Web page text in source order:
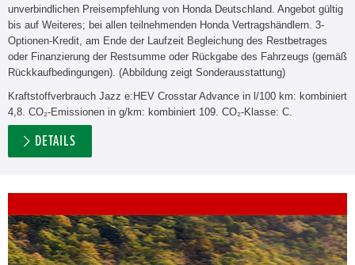
unverbindlichen Preisempfehlung von Honda Deutschland. Angebot gültig
bis auf Weiteres; bei allen teilnehmenden Honda Vertragshändlern. 3-
Optionen-Kredit, am Ende der Laufzeit Begleichung des Restbetrages
oder Finanzierung der Restsumme oder Rückgabe des Fahrzeugs (gemäß
Rückkaufbedingungen). (Abbildung zeigt Sonderausstattung)
Kraftstoffverbrauch Jazz e:HEV Crosstar Advance in l/100 km: kombiniert
4,8. CO₂-Emissionen in g/km: kombiniert 109. CO₂-Klasse: C.
DETAILS